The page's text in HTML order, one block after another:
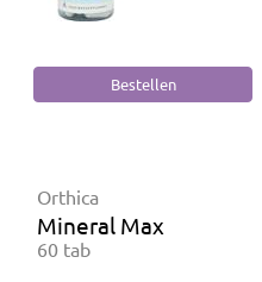
Orthica
Mineral Max
60 tab